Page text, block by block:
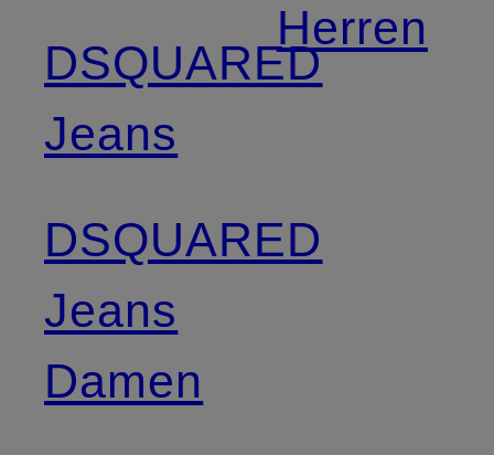
DSQUARED
Jeans
DSQUARED
Jeans
Damen
Herren